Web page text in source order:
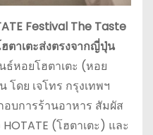
Festival The Taste
ตาเตะส่งตรงจากญี่ปุ่น
ธ์หอยโฮตาเตะ ​(หอย
โดย เจโทร กรุงเทพฯ
อบการร้านอาหาร สัมผัส
(โฮตาเตะ) และ